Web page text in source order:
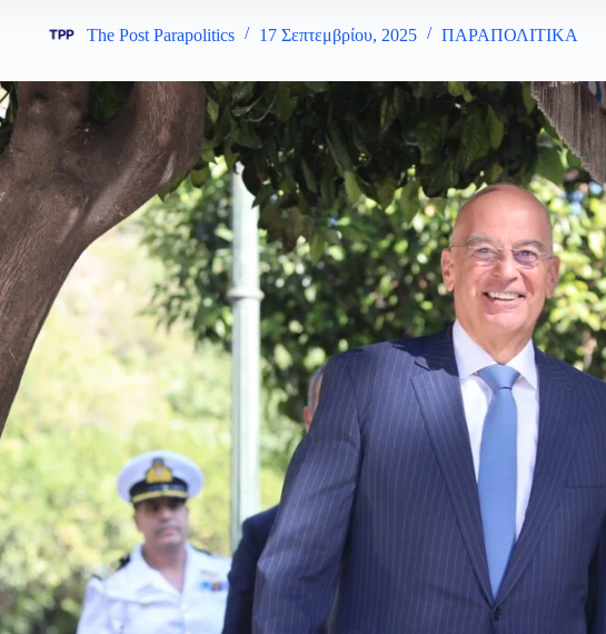
The Post Parapolitics 17 Σεπτεμβρίου, 2025 ΠΑΡΑΠΟΛΙΤΙΚΑ